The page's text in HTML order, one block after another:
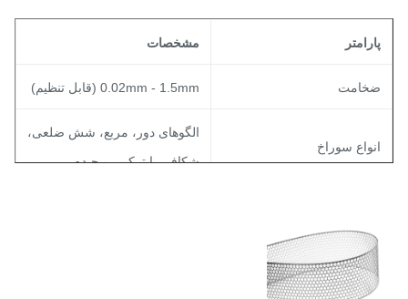
مشخصات
0.02mm - 1.5mm (قابل تنظیم)
سوراخ
الگوهای دور، مربع، شش ضلعی،
شکافی یا ترکیبی پیچیده